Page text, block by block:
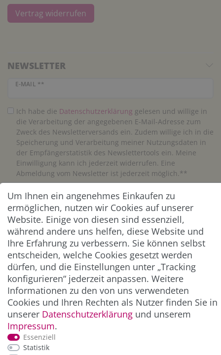
Vertrag widerrufen
NEWSLETTER
E-MAIL **
Newsletter Honig
Ich habe die Daten­schutz­erklärung gelesen und willige in
die Verarbeitung der angegebenen E-Mail-Adresse zum
Zweck des Newsletterversands ein. Zudem willige ich in die
Speicherung und Verarbeitung meiner Nutzungsdaten in
der Empfängerstatistik des Newslettertools ein. Meine
Einwilligung kann ich jederzeit widerrufen. Eine
Abmeldung vom Newsletter ist jederzeit möglich.**
Abonnieren
** Hierbei handelt es sich um ein Pflichtfeld.
ZAHLUNG & VERSAND
Um Ihnen ein angenehmes Einkaufen zu
ermöglichen, nutzen wir Cookies auf unserer
Website. Einige von diesen sind essenziell,
während andere uns helfen, diese Website und
Ihre Erfahrung zu verbessern. Sie können selbst
entscheiden, welche Cookies gesetzt werden
dürfen, und die Einstellungen unter „Tracking
konfigurieren“ jederzeit anpassen. Weitere
Informationen zu den von uns verwendeten
Cookies und Ihren Rechten als Nutzer finden Sie in
unserer Daten­schutz­erklärung und unserem
Impressum.
Essenziell
Statistik